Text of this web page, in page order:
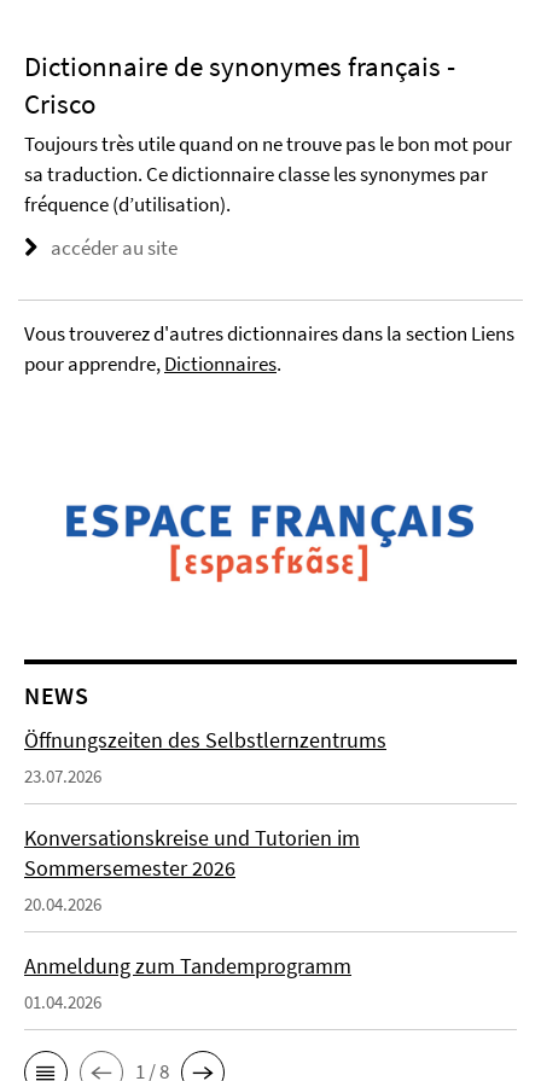
Dictionnaire de synonymes français -
Crisco
Toujours très utile quand on ne trouve pas le bon mot pour
sa traduction. Ce dictionnaire classe les synonymes par
fréquence (d’utilisation).
accéder au site
Vous trouverez d'autres dictionnaires dans la section Liens
pour apprendre,Dictionnaires.
NEWS
Öffnungszeiten des Selbstlernzentrums
23.07.2026
Konversationskreise und Tutorien im
Sommersemester 2026
20.04.2026
Anmeldung zum Tandemprogramm
01.04.2026
1 / 8